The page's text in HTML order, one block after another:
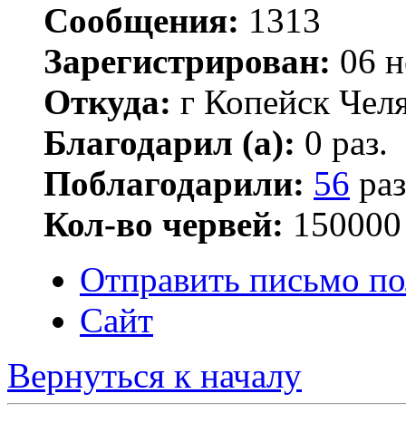
Сообщения: 1313
Зарегистрирован: 06
Откуда: г Копейск
Благодарил (а): 0 раз.
Поблагодарили: 56
Кол-во червей: 150000
Отправить письмо
Сайт
Вернуться к началу